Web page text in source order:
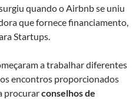
quando o Airbnb se uniu
que fornece financiamento,
Startups.
a trabalhar diferentes
encontros proporcionados
procurarconselhos de